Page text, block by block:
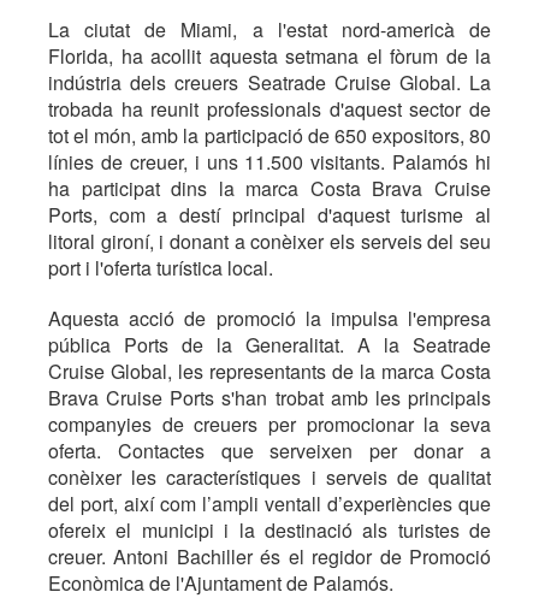
La ciutat de Miami, a l'estat nord-americà de
Florida, ha acollit aquesta setmana el fòrum de la
indústria dels creuers Seatrade Cruise Global. La
trobada ha reunit professionals d'aquest sector de
tot el món, amb la participació de 650 expositors, 80
línies de creuer, i uns 11.500 visitants. Palamós hi
ha participat dins la marca Costa Brava Cruise
Ports, com a destí principal d'aquest turisme al
litoral gironí, i donant a conèixer els serveis del seu
port i l'oferta turística local.
Aquesta acció de promoció la impulsa l'empresa
pública Ports de la Generalitat. A la Seatrade
Cruise Global, les representants de la marca Costa
Brava Cruise Ports s'han trobat amb les principals
companyies de creuers per promocionar la seva
oferta. Contactes que serveixen per donar a
conèixer les característiques i serveis de qualitat
del port, així com l’ampli ventall d’experiències que
ofereix el municipi i la destinació als turistes de
creuer. Antoni Bachiller és el regidor de Promoció
Econòmica de l'Ajuntament de Palamós.